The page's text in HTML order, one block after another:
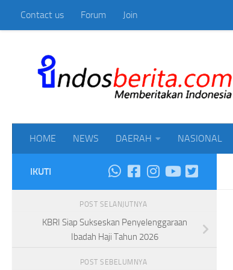
Skip to content
Contact us Forum Join
HOME NEWS DAERAH NASIONAL
IKUTI
POST SELANJUTNYA
KBRI Siap Sukseskan Penyelenggaraan
Ibadah Haji Tahun 2026
POST SEBELUMNYA